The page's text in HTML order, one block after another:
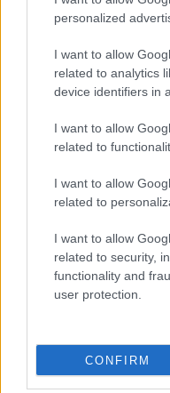
personalized
I want to allow
related to analytics
device identifiers in
I want to allow
related to
I want to allow
related to
I want to allow
related to security,
functionality and
user protection.
CONFIRM
το
πολιτισμός